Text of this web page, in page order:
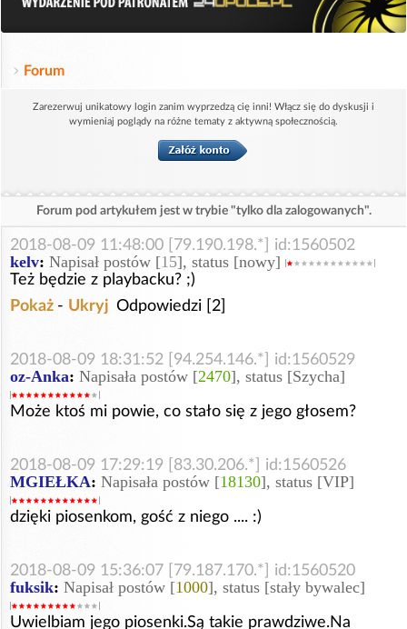
Forum
Zarezerwuj unikatowy login zanim wyprzedzą cię inni! Włącz się do dyskusji i
wymieniaj poglądy na różne tematy z aktywną społecznością.
Forum pod artykułem jest w trybie "tylko dla zalogowanych".
2018-08-09 11:48:00 [79.190.198.*] id:1560502
kelv: Napisał postów [15], status [nowy]
Też będzie z playbacku? ;)
Pokaż - Ukryj Odpowiedzi [2]
2018-08-09 18:31:52 [94.254.146.*] id:1560529
oz-Anka: Napisała postów [2470], status [Szycha]
Może ktoś mi powie, co stało się z jego głosem?
2018-08-09 17:29:19 [83.30.206.*] id:1560526
MGIEŁKA: Napisała postów [18130], status [VIP]
dzięki piosenkom, gość z niego .... :)
2018-08-09 15:36:07 [79.187.170.*] id:1560520
fuksik: Napisał postów [1000], status [stały bywalec]
Uwielbiam jego piosenki.Są takie prawdziwe.Na